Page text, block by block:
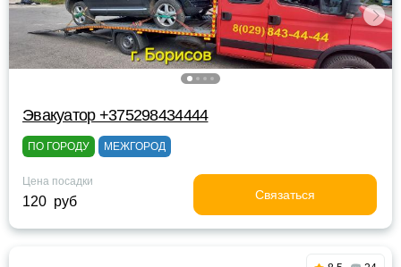
Эвакуатор +375298434444
ПО ГОРОДУ МЕЖГОРОД
Цена посадки
120 руб Связаться